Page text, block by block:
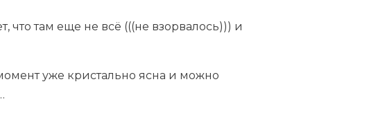
что там еще не всё (((не взорвалось))) и
уже кристально ясна и можно